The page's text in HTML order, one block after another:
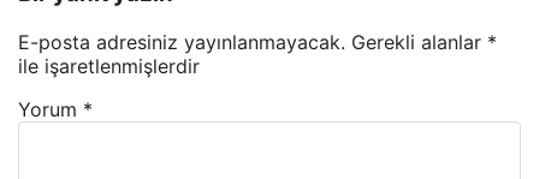
E-posta adresiniz yayınlanmayacak. Gerekli alanlar *
ile işaretlenmişlerdir
Yorum *